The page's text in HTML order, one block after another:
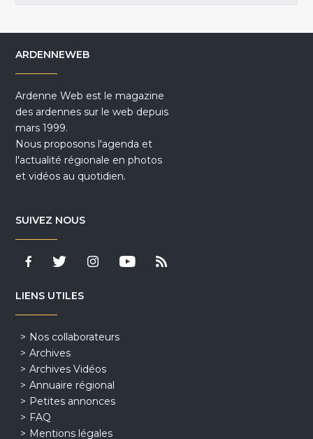
ARDENNEWEB
Ardenne Web est le magazine
des ardennes sur le web depuis
mars 1999.
Nous proposons l'agenda et
l'actualité régionale en photos
et vidéos au quotidien.
SUIVEZ NOUS
LIENS UTILES
Nos collaborateurs
Archives
Archives Vidéos
Annuaire régional
Petites annonces
FAQ
Mentions légales